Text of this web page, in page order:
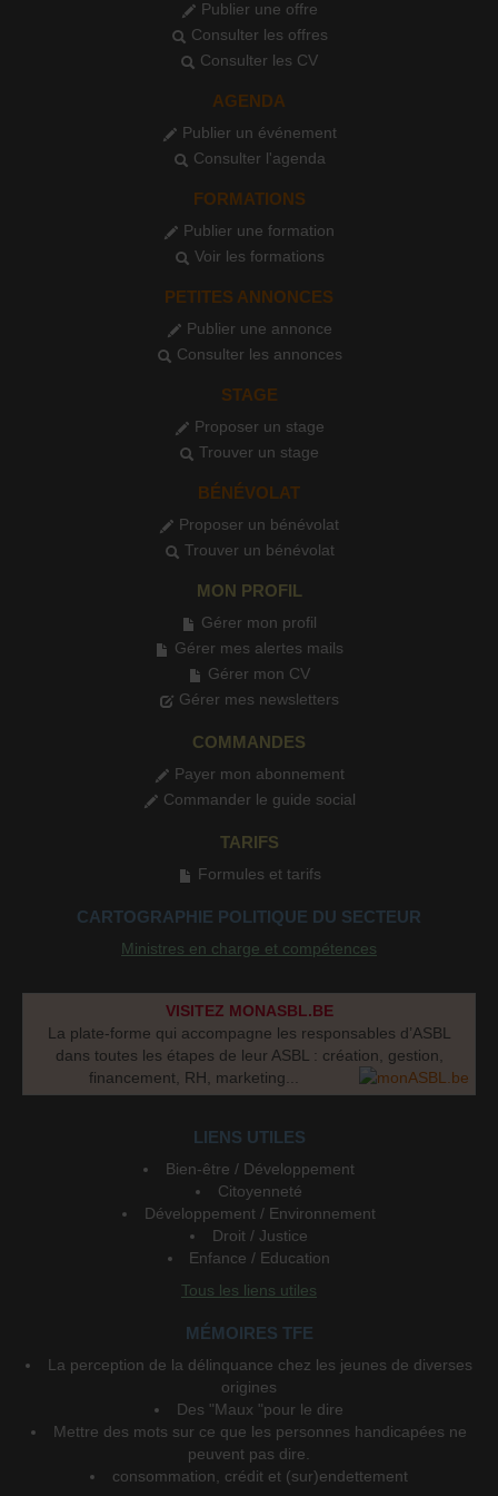
Publier une offre
Consulter les offres
Consulter les CV
AGENDA
Publier un événement
Consulter l'agenda
FORMATIONS
Publier une formation
Voir les formations
PETITES ANNONCES
Publier une annonce
Consulter les annonces
STAGE
Proposer un stage
Trouver un stage
BÉNÉVOLAT
Proposer un bénévolat
Trouver un bénévolat
MON PROFIL
Gérer mon profil
Gérer mes alertes mails
Gérer mon CV
Gérer mes newsletters
COMMANDES
Payer mon abonnement
Commander le guide social
TARIFS
Formules et tarifs
CARTOGRAPHIE POLITIQUE DU SECTEUR
Ministres en charge et compétences
VISITEZ MONASBL.BE
La plate-forme qui accompagne les responsables d’ASBL
dans toutes les étapes de leur ASBL : création, gestion,
financement, RH, marketing...
LIENS UTILES
Bien-être / Développement
Citoyenneté
Développement / Environnement
Droit / Justice
Enfance / Education
Tous les liens utiles
MÉMOIRES TFE
La perception de la délinquance chez les jeunes de diverses
origines
Des "Maux "pour le dire
Mettre des mots sur ce que les personnes handicapées ne
peuvent pas dire.
consommation, crédit et (sur)endettement